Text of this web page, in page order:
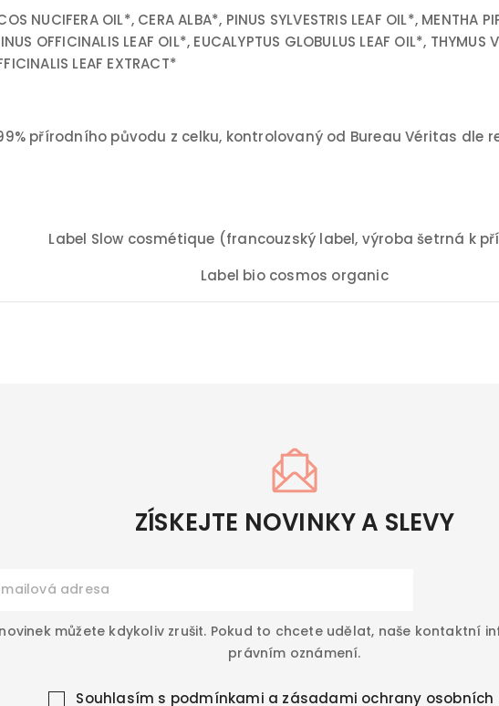
NUCIFERA OIL*, CERA ALBA*, PINUS SYLVESTRIS LEAF OIL*, MENTHA
OFFICINALIS LEAF OIL*, EUCALYPTUS GLOBULUS LEAF OIL*, THYMUS
LEAF EXTRACT*
přírodního původu z celku, kontrolovaný od Bureau Véritas
Label Slow cosmétique (francouzský label, výroba šetrná k
Label bio cosmos organic
ZÍSKEJTE NOVINKY A SLEVY
můžete kdykoliv zrušit. Pokud to chcete udělat, naše kontaktní
právním oznámení.
Souhlasím s podmínkami a zásadami ochrany osobních